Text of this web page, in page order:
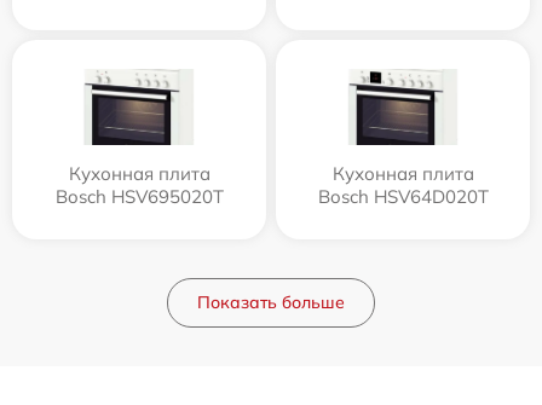
Кухонная плита
Bosch HSV695020T
Кухонная плита
Bosch HSV64D020T
Показать больше